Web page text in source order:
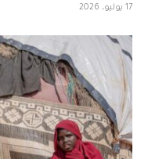
17 يوليو، 2026